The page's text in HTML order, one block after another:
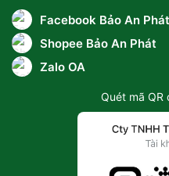
Facebook Bảo An Phát
Shopee Bảo An Phát
Zalo OA
Quét mã QR